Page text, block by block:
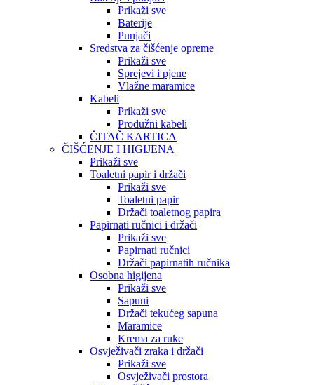
Prikaži sve
Baterije
Punjači
Sredstva za čišćenje opreme
Prikaži sve
Sprejevi i pjene
Vlažne maramice
Kabeli
Prikaži sve
Produžni kabeli
ČITAČ KARTICA
ČIŠĆENJE I HIGIJENA
Prikaži sve
Toaletni papir i držači
Prikaži sve
Toaletni papir
Držači toaletnog papira
Papirnati ručnici i držači
Prikaži sve
Papirnati ručnici
Držači papirnatih ručnika
Osobna higijena
Prikaži sve
Sapuni
Držači tekućeg sapuna
Maramice
Krema za ruke
Osvježivači zraka i držači
Prikaži sve
Osvježivači prostora